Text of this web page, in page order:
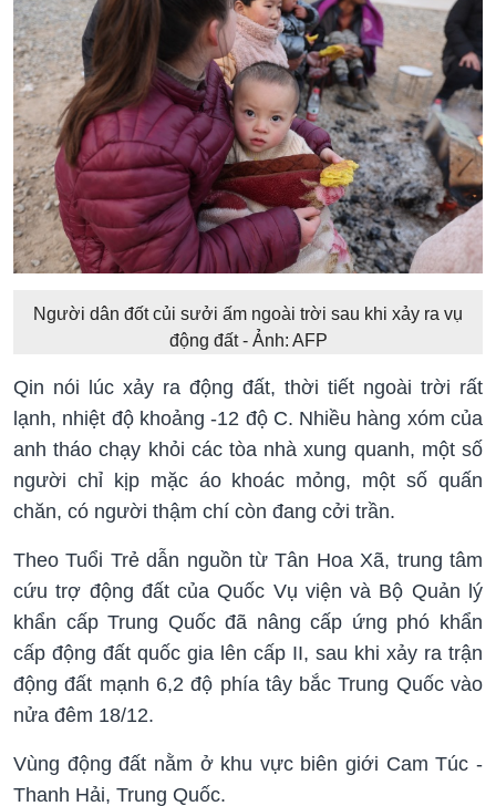
Người dân đốt củi sưởi ấm ngoài trời sau khi xảy ra vụ
động đất - Ảnh: AFP
Qin nói lúc xảy ra động đất, thời tiết ngoài trời rất
lạnh, nhiệt độ khoảng -12 độ C. Nhiều hàng xóm của
anh tháo chạy khỏi các tòa nhà xung quanh, một số
người chỉ kịp mặc áo khoác mỏng, một số quấn
chăn, có người thậm chí còn đang cởi trần.
Theo Tuổi Trẻ dẫn nguồn từ Tân Hoa Xã, trung tâm
cứu trợ động đất của Quốc Vụ viện và Bộ Quản lý
khẩn cấp Trung Quốc đã nâng cấp ứng phó khẩn
cấp động đất quốc gia lên cấp II, sau khi xảy ra trận
động đất mạnh 6,2 độ phía tây bắc Trung Quốc vào
nửa đêm 18/12.
Vùng động đất nằm ở khu vực biên giới Cam Túc -
Thanh Hải, Trung Quốc.